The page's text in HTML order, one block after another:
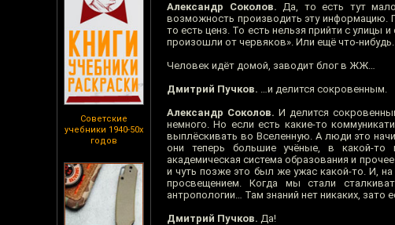
Советские
учебники 1940-50х
годов
Александр Соколов. Да, то есть тут
возможность производить эту информацию.
то есть ценз. То есть нельзя прийти с улицы
произошли от червяков». Или ещё что-
Человек идёт домой, заводит блог в ЖЖ…
Дмитрий Пучков. …и делится сокровенным.
Александр Соколов. И делится
немного. Но если есть какие-то
выплёскивать во Вселенную. А люди это
они теперь большие учёные, в какой-то
академическая система образования и
и чуть позже это был же ужас какой-то. И,
просвещением. Когда мы стали
антропологии… Там знаний нет никаких, зато
Дмитрий Пучков. Да!